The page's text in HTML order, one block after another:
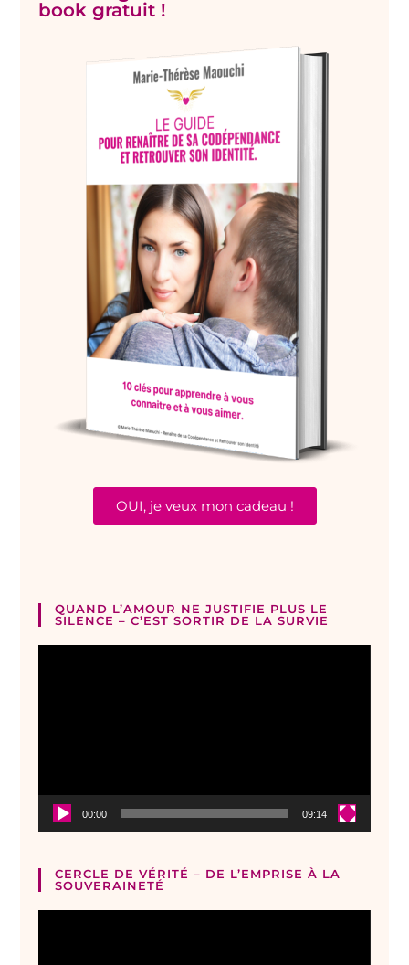
book gratuit !
OUI, je veux mon cadeau !
QUAND L’AMOUR NE JUSTIFIE PLUS LE
SILENCE – C’EST SORTIR DE LA SURVIE
00:00 09:14
CERCLE DE VÉRITÉ – DE L’EMPRISE À LA
SOUVERAINETÉ